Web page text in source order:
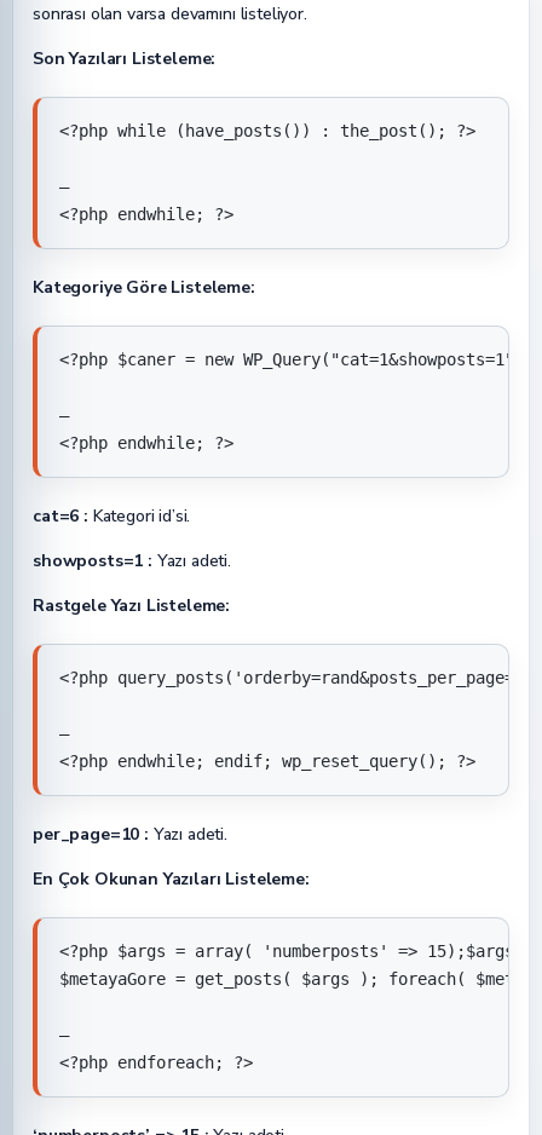
sonrası olan varsa devamını listeliyor.
Son Yazıları Listeleme:
<?php while (have_posts()) : the_post(); ?>
—
<?php endwhile; ?>
Kategoriye Göre Listeleme:
<?php $caner = new
—
<?php endwhile; ?>
cat=6 : Kategori id’si.
showposts=1 : Yazı adeti.
Rastgele Yazı Listeleme:
<?php
—
<?php endwhile; endif; wp_reset_query(); ?>
per_page=10 : Yazı adeti.
En Çok Okunan Yazıları Listeleme:
<?php $args = array( 'numberposts' => 15);$args =
$metayaGore = get_posts( $args ); foreach(
—
<?php endforeach; ?>